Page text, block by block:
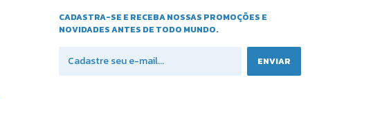
CADASTRA-SE E RECEBA NOSSAS PROMOÇÕES E
NOVIDADES ANTES DE TODO MUNDO.